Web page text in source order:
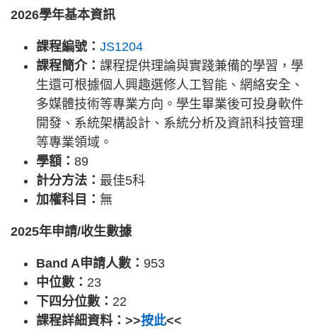
2026學年基本資訊
課程編號： JS1204
課程簡介： 課程提供理論與實踐兼備的學習，學
生還可根據個人興趣選修人工智能、網絡安全、
多媒體技術等專業方向。學生畢業後可投身軟件
開發、系統架構設計、系統分析及資訊科技管理
等專業領域。
學額： 89
計分方法： 最佳5科
加權科目： 無
2025年申請/收生數據
Band A申請人數： 953
中位數： 23
下四分位數： 22
課程詳細資料：>>按此<<